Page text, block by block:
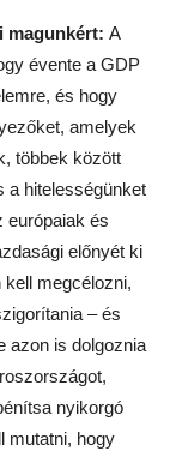
magunkért: A
évente a GDP
és hogy
amelyek
többek között
a hitelességünket
európaiak és
előnyét ki
kell megcélozni,
– és
azon is dolgoznia
nyikorgó
mutatni, hogy